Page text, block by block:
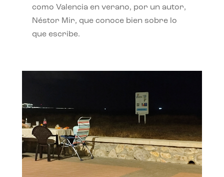
como Valencia en verano, por un autor,
Néstor Mir, que conoce bien sobre lo
que escribe.